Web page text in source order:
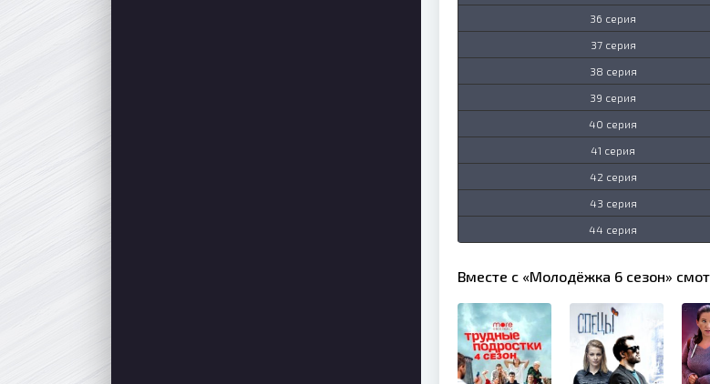
36 серия
37 серия
38 серия
39 серия
40 серия
41 серия
42 серия
43 серия
44 серия
Вместе с «Молодёжка 6 сезон»